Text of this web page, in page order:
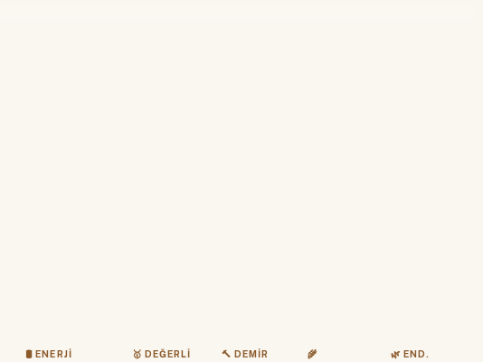
🛢 ENERJI
🥇 DEĞERLI
🔨 DEMIR
🌾
🌿 END.